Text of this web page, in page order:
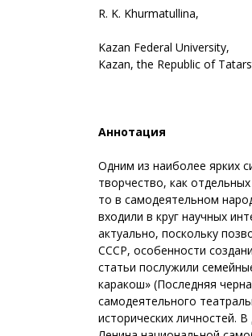
R. K. Khurmatullina,
Kazan Federal University,
Kazan, the Republic of
Аннотация
Одним из наиболее ярких
творчество, как
то в самодеятельном
входили в круг научных
актуально, поскольку
СССР, особенности
статьи послужили
каракош» (Последняя
самодеятельного
исторических личностей.